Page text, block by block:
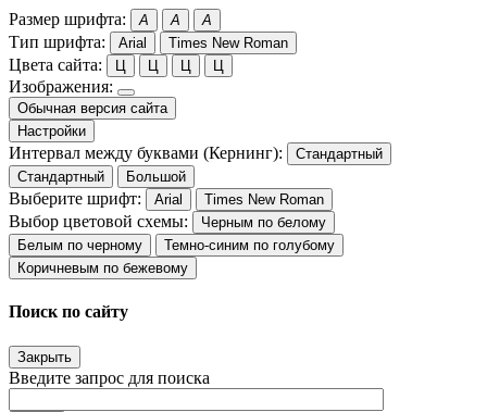
Размер шрифта: A A A
Тип шрифта: Arial Times New Roman
Цвета сайта: Ц Ц Ц Ц
Изображения:
Обычная версия сайта
Настройки
Интервал между буквами (Кернинг):
Стандартный
Стандартный
Большой
Выберите шрифт: Arial Times New Roman
Выбор цветовой схемы:
Черным по белому
Белым по черному
Темно-синим по голубому
Коричневым по бежевому
Поиск по сайту
Закрыть
Введите запрос для поиска